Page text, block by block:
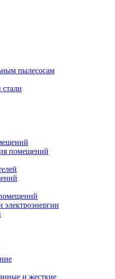
пылесосам
помещений
электроэнергии
и жесткие